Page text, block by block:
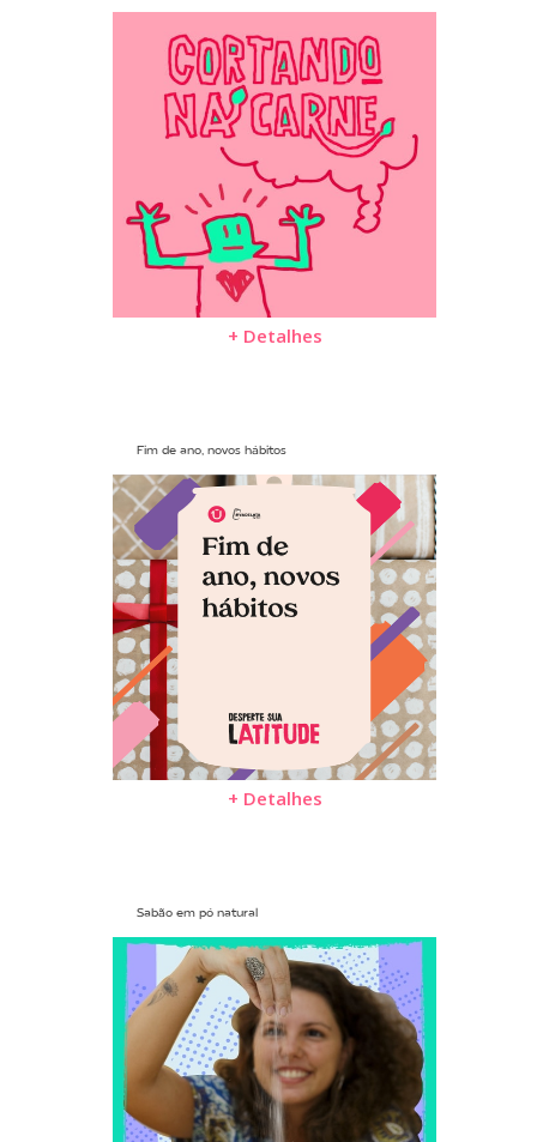
+ Detalhes
Fim de ano, novos hábitos
+ Detalhes
Sabão em pó natural